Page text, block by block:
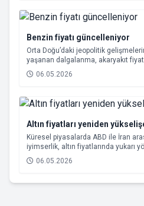
Benzin fiyatı güncelleniyor
Orta Doğu’daki jeopolitik
yaşanan dalgalanma, akaryakıt
ediyor. Bu kapsamda, bu gece
fiyatlarında yeni bir düzenlemeye
06.05.2026
Altın fiyatları yeniden
Küresel piyasalarda ABD ile İran
iyimserlik, altın fiyatlarında yukarı
getirdi.
06.05.2026